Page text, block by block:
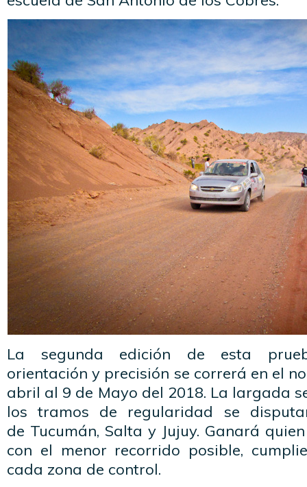
La segunda edición de esta
orientación y precisión se correrá en el
abril al 9 de Mayo del 2018. La largada
los tramos de regularidad se
de Tucumán, Salta y Jujuy. Ganará
con el menor recorrido posible,
cada zona de control.